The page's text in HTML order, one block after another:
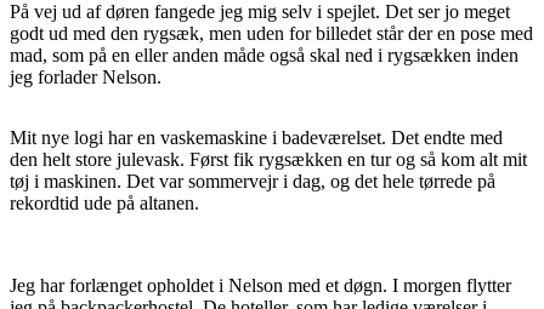
På vej ud af døren fangede jeg mig selv i spejlet. Det ser jo meget
godt ud med den rygsæk, men uden for billedet står der en pose med
mad, som på en eller anden måde også skal ned i rygsækken inden
jeg forlader Nelson.
Mit nye logi har en vaskemaskine i badeværelset. Det endte med
den helt store julevask. Først fik rygsækken en tur og så kom alt mit
tøj i maskinen. Det var sommervejr i dag, og det hele tørrede på
rekordtid ude på altanen.
Jeg har forlænget opholdet i Nelson med et døgn. I morgen flytter